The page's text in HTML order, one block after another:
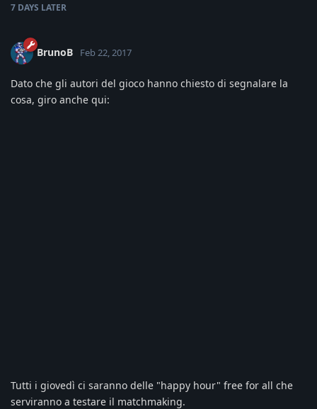
7 DAYS LATER
BrunoB Feb 22, 2017
Dato che gli autori del gioco hanno chiesto di segnalare la
cosa, giro anche qui:
Tutti i giovedì ci saranno delle "happy hour" free for all che
serviranno a testare il matchmaking.